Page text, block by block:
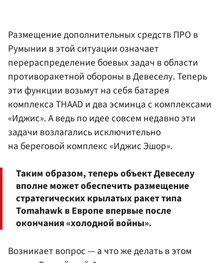
Размещение дополнительных средств ПРО в
Румынии в этой ситуации означает
перераспределение боевых задач в области
противоракетной обороны в Девеселу. Теперь
эти функции возьмут на себя батарея
комплекса THAAD и два эсминца с комплексами
«Иджис». А ведь по идее совсем недавно эти
задачи возлагались исключительно
на береговой комплекс «Иджис Эшор».
Таким образом, теперь объект Девеселу
вполне может обеспечить размещение
стратегических крылатых ракет типа
Tomahawk в Европе впервые после
окончания «холодной войны».
Возникает вопрос — а что же делать в этом